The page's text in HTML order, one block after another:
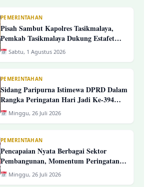
PEMERINTAHAN
Pisah Sambut Kapolres Tasikmalaya,
Pemkab Tasikmalaya Dukung Estafet
Kepemimpinan Yang Semakin Presisi
Sabtu, 1 Agustus 2026
PEMERINTAHAN
Sidang Paripurna Istimewa DPRD Dalam
Rangka Peringatan Hari Jadi Ke-394
Kab. Tasikmalaya
Minggu, 26 Juli 2026
PEMERINTAHAN
Pencapaian Nyata Berbagai Sektor
Pembangunan, Momentum Peringatan
Hari Jadi Ke-394 Kabupaten
Tasikmalaya
Minggu, 26 Juli 2026